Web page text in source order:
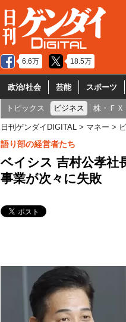
6.6万 18.5万
政治/社会 芸能 スポーツ
トピックス ビジネス 株・ＦＸ
日刊ゲンダイDIGITAL マネー
語り部の経営者たち
ベイシス 吉村公孝社
事業が次々に失敗